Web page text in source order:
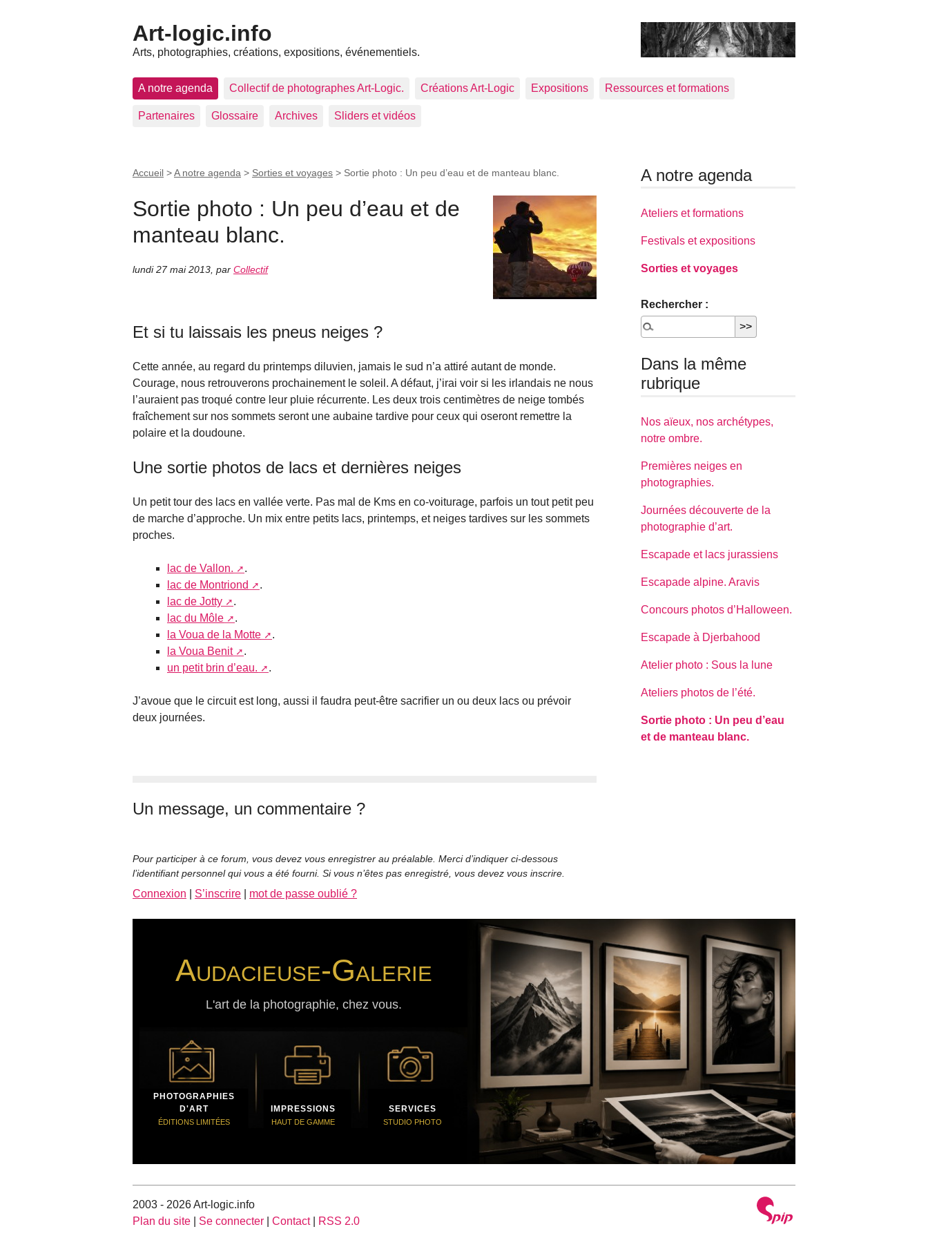
Art-logic.info
Arts, photographies, créations, expositions, événementiels.
A notre agenda Collectif de photographes Art-Logic. Créations Art-Logic Expositions Ressources et formations
Partenaires Glossaire Archives Sliders et vidéos
Accueil >A notre agenda > Sorties et voyages > Sortie photo : Un peu d’eau et de manteau blanc.
Sortie photo : Un peu d’eau et de
manteau blanc.
lundi 27 mai 2013 par Collectif
Et si tu laissais les pneus neiges ?
Cette année, au regard du printemps diluvien, jamais le sud n’a attiré autant de monde.
Courage, nous retrouverons prochainement le soleil. A défaut, j’irai voir si les irlandais ne nous
l’auraient pas troqué contre leur pluie récurrente. Les deux trois centimètres de neige tombés
fraîchement sur nos sommets seront une aubaine tardive pour ceux qui oseront remettre la
polaire et la doudoune.
Une sortie photos de lacs et dernières neiges
Un petit tour des lacs en vallée verte. Pas mal de Kms en co-voiturage, parfois un tout petit peu
de marche d’approche. Un mix entre petits lacs, printemps, et neiges tardives sur les sommets
proches.
lac de Vallon.
.
lac de Montriond
.
lac de Jotty
.
lac du Môle
.
la Voua de la Motte
.
la Voua Benit
.
un petit brin d’eau.
.
J’avoue que le circuit est long, aussi il faudra peut-être sacrifier un ou deux lacs ou prévoir
deux journées.
Un message, un commentaire ?
Pour participer à ce forum, vous devez vous enregistrer au préalable. Merci d’indiquer ci-dessous
l’identifiant personnel qui vous a été fourni. Si vous n’êtes pas enregistré, vous devez vous inscrire.
Connexion S’inscrire mot de passe oublié ?
A notre agenda
Ateliers et formations
Festivals et expositions
Sorties et voyages
Rechercher :
Dans la même
rubrique
Nos aïeux, nos archétypes,
notre ombre.
Premières neiges en
photographies.
Journées découverte de la
photographie d’art.
Escapade et lacs jurassiens
Escapade alpine. Aravis
Concours photos d’Halloween.
Escapade à Djerbahood
Atelier photo : Sous la lune
Ateliers photos de l’été.
Sortie photo : Un peu d’eau
et de manteau blanc.
Audacieuse-Galerie
L'art de la photographie, chez vous.
PHOTOGRAPHIES
D'ART
ÉDITIONS LIMITÉES
IMPRESSIONS
HAUT DE GAMME
SERVICES
STUDIO PHOTO
2003 - 2026 Art-logic.info
Plan du site
Se connecter Contact| RSS 2.0